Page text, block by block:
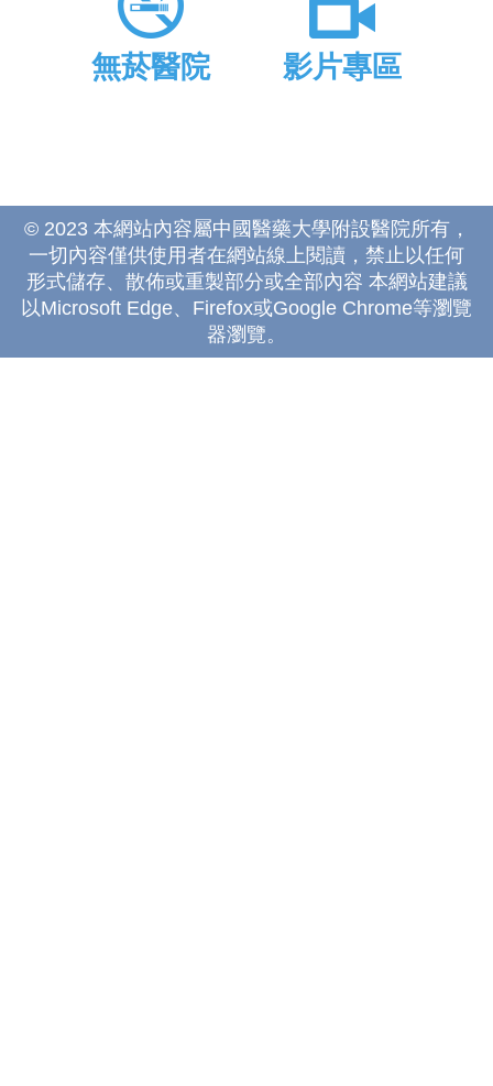
無菸醫院 影片專區
© 2023 本網站內容屬中國醫藥大學附設醫院所有，
一切內容僅供使用者在網站線上閱讀，禁止以任何
形式儲存、散佈或重製部分或全部內容 本網站建議
以Microsoft Edge、Firefox或Google Chrome等瀏覽
器瀏覽。